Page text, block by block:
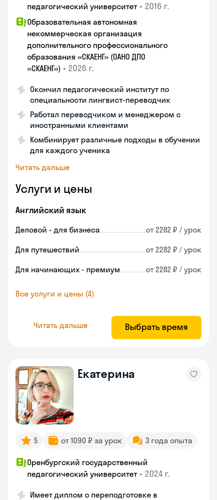
педагогический университет • 2016 г.
Образовательная автономная
некоммерческая организация
дополнительного профессионального
образования «СКАЕНГ» (ОАНО ДПО
«СКАЕНГ») • 2026 г.
Окончил педагогический институт по
специальности лингвист-переводчик
Работал переводчиком и менеджером с
иностранными клиентами
Комбинирует различные подходы в обучении
для каждого ученика
Читать дальше
Услуги и цены
Английский язык
Деловой - для бизнеса от 2282 ₽ / урок
Для путешествий от 2282 ₽ / урок
Для начинающих - премиум от 2282 ₽ / урок
Все услуги и цены (4)
Читать дальше Выбрать время
Екатерина
5 от 1090 ₽ за урок 3 года опыта
Оренбургский государственный
педагогический университет • 2024 г.
Имеет диплом о переподготовке в